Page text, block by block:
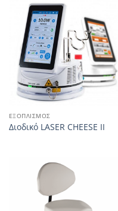
ΕΞΟΠΛΙΣΜΌΣ
Διοδικό LASER CHEESE II